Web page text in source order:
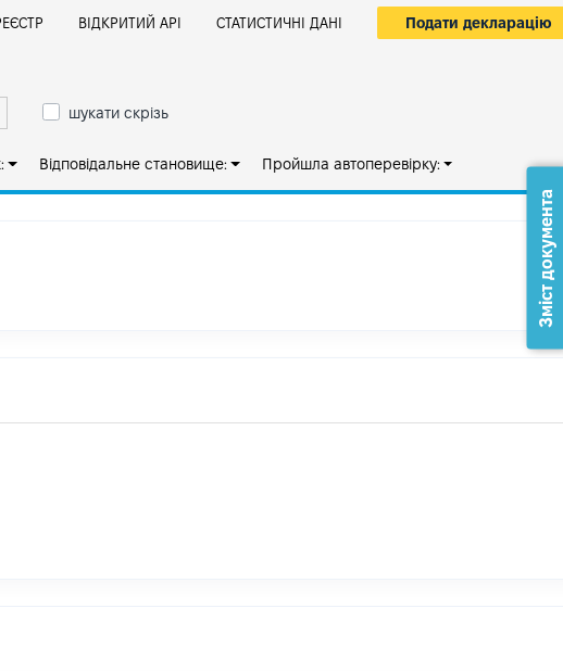
ВІДКРИТИЙ АРІ СТАТИСТИЧНІ ДАНІ Подати декларацію
шукати скрізь
Відповідальне становище: Пройшла автоперевірку:
Зміст документа